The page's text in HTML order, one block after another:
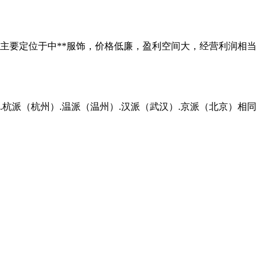
要定位于中**服饰，价格低廉，盈利空间大，经营利润相当
派（杭州）.温派（温州）.汉派（武汉）.京派（北京）相同